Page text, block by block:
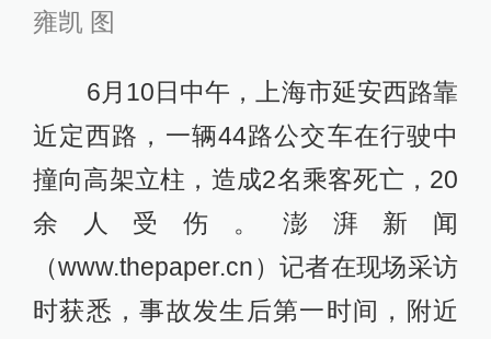
雍凯 图
6月10日中午，上海市延安西路靠
近定西路，一辆44路公交车在行驶中
撞向高架立柱，造成2名乘客死亡，20
余人受伤。澎湃新闻
（www.thepaper.cn）记者在现场采访
时获悉，事故发生后第一时间，附近